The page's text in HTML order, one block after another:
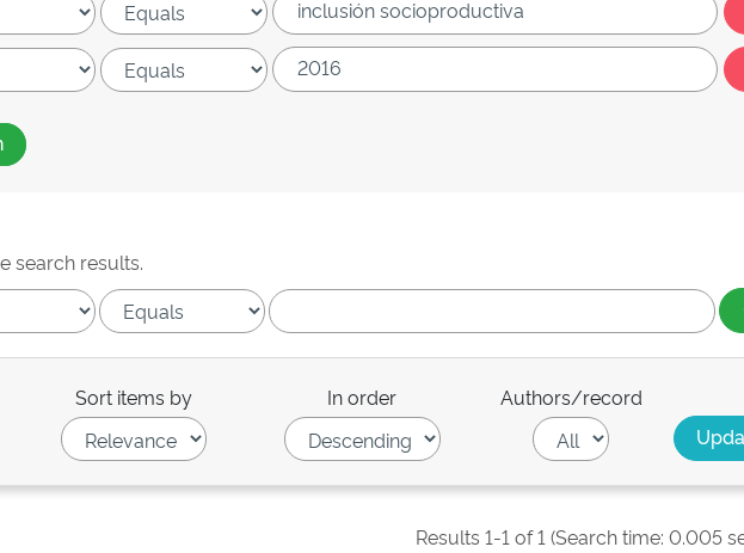
search results.
Sort items by In order Authors/record
Results 1-1 of 1 (Search time: 0.005